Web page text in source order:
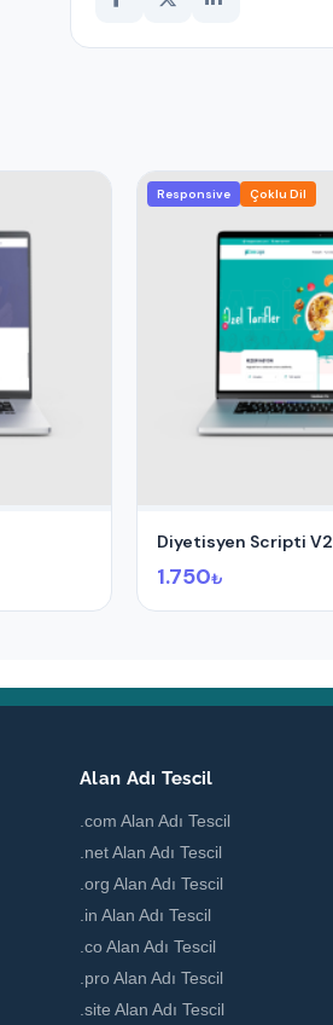
Responsive Çoklu Dil
Diyetisyen Scripti V2
1.750₺
Alan Adı Tescil
.com Alan Adı Tescil
.net Alan Adı Tescil
.org Alan Adı Tescil
.in Alan Adı Tescil
.co Alan Adı Tescil
.pro Alan Adı Tescil
.site Alan Adı Tescil